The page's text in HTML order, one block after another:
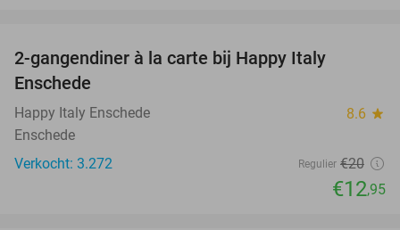
2-gangendiner à la carte bij Happy Italy
Enschede
Happy Italy Enschede 8.6 star
Enschede
Verkocht: 3.272
Regulier €20
€12,95